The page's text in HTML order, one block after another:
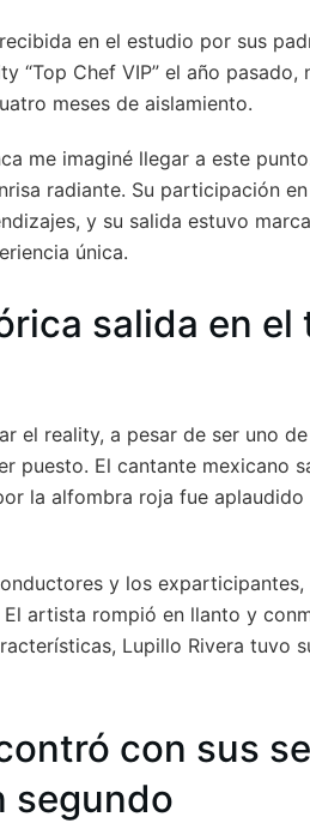
en el estudio por sus
“Top Chef VIP” el año pasado,
meses de aislamiento.
me imaginé llegar a este
radiante. Su participación
y su salida estuvo
única.
salida en el
el reality, a pesar de ser uno
puesto. El cantante mexicano
la alfombra roja fue
y los
artista rompió en llanto y
Lupillo Rivera tuvo
con sus
segundo